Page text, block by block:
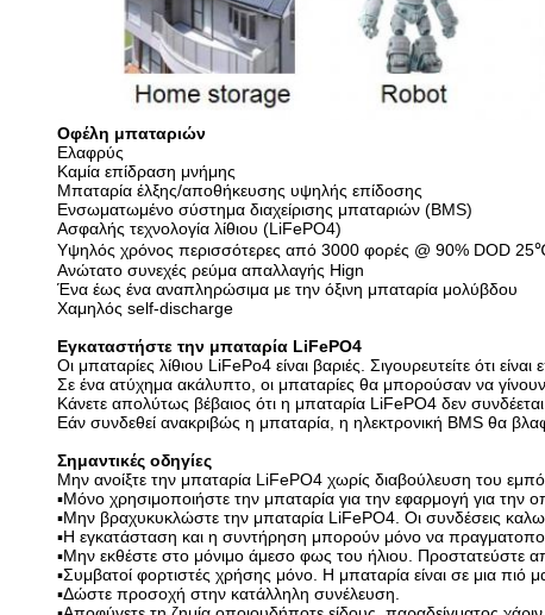
Οφέλη μπαταριών
Ελαφρύς
Καμία επίδραση μνήμης
Μπαταρία έλξης/αποθήκευσης υψηλής επίδοσης
Ενσωματωμένο σύστημα διαχείρισης μπαταριών (BMS)
Ασφαλής τεχνολογία λίθιου (LiFePO4)
Υψηλός χρόνος περισσότερες από 3000 φορές @ 90% DOD
Ανώτατο συνεχές ρεύμα απαλλαγής Hign
Ένα έως ένα αναπληρώσιμα με την όξινη μπαταρία μολύβδου
Χαμηλός self-discharge
Εγκαταστήστε την μπαταρία LiFePO4
Οι μπαταρίες λίθιου LiFePo4 είναι βαριές. Σιγουρευτείτε ότι
Σε ένα ατύχημα ακάλυπτο, οι μπαταρίες θα μπορούσαν να
Κάνετε απολύτως βέβαιος ότι η μπαταρία LiFePO4 δεν συνδέεται
Εάν συνδεθεί ανακριβώς η μπαταρία, η ηλεκτρονική BMS θα
Σημαντικές οδηγίες
Μην ανοίξτε την μπαταρία LiFePO4 χωρίς διαβούλευση του
▪Μόνο χρησιμοποιήστε την μπαταρία για την εφαρμογή για την
▪Μην βραχυκυκλώστε την μπαταρία LiFePO4. Οι συνδέσεις
▪Η εγκατάσταση και η συντήρηση μπορούν μόνο να
▪Μην εκθέστε στο μόνιμο άμεσο φως του ήλιου. Προστατεύστε
▪Συμβατοί φορτιστές χρήσης μόνο. Η μπαταρία είναι σε μια πιό
▪Δώστε προσοχή στην κατάλληλη συνέλευση.